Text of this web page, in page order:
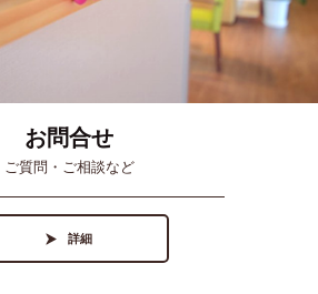
お問合せ
ご質問・ご相談など
詳細